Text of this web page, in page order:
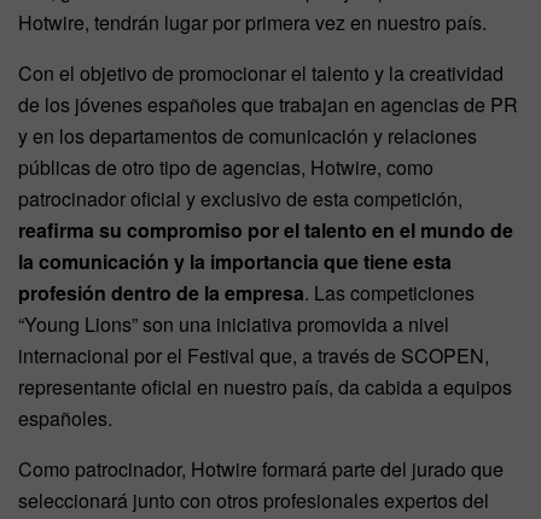
Hotwire, tendrán lugar por primera vez en nuestro país.
Con el objetivo de promocionar el talento y la creatividad
de los jóvenes españoles que trabajan en agencias de PR
y en los departamentos de comunicación y relaciones
públicas de otro tipo de agencias, Hotwire, como
patrocinador oficial y exclusivo de esta competición,
reafirma su compromiso por el talento en el mundo de
la comunicación y la importancia que tiene esta
profesión dentro de la empresa. Las competiciones
“Young Lions” son una iniciativa promovida a nivel
internacional por el Festival que, a través de SCOPEN,
representante oficial en nuestro país, da cabida a equipos
españoles.
Como patrocinador, Hotwire formará parte del jurado que
seleccionará junto con otros profesionales expertos del